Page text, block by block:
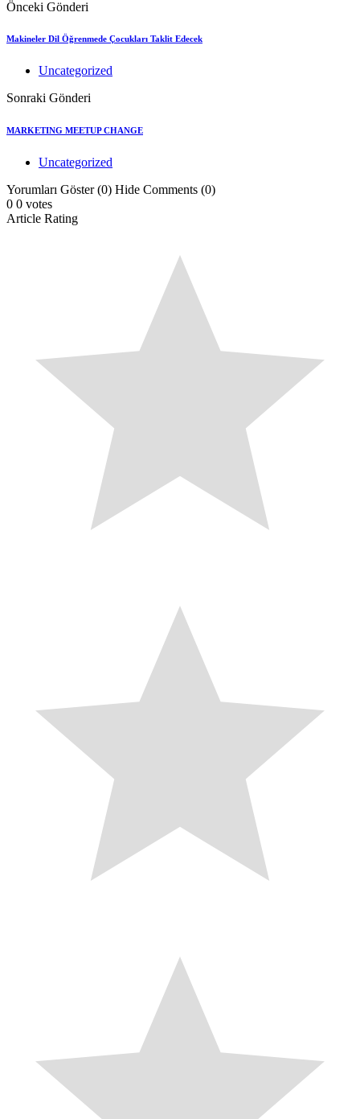
Önceki Gönderi
Makineler Dil Öğrenmede Çocukları Taklit Edecek
Uncategorized
Sonraki Gönderi
MARKETING MEETUP CHANGE
Uncategorized
Yorumları Göster (0) Hide Comments (0)
0 0 votes
Article Rating